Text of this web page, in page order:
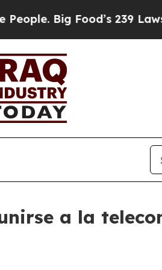
Big Food’s 239 Lawsuits
a la